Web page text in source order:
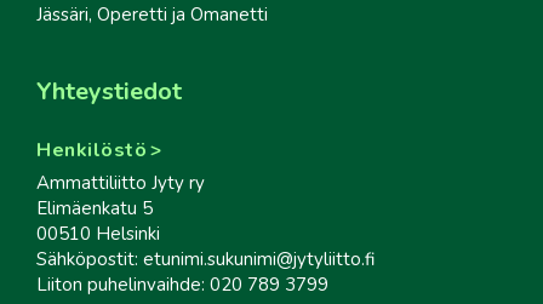
Jässäri, Operetti ja Omanetti
Yhteystiedot
Henkilöstö
Ammattiliitto Jyty ry
Elimäenkatu 5
00510 Helsinki
Sähköpostit: etunimi.sukunimi@jytyliitto.fi
Liiton puhelinvaihde: 020 789 3799